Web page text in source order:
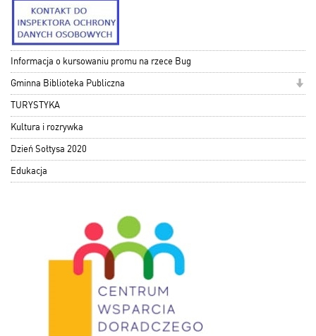
Informacja o kursowaniu promu na rzece Bug
Gminna Biblioteka Publiczna
TURYSTYKA
Kultura i rozrywka
Dzień Sołtysa 2020
Edukacja